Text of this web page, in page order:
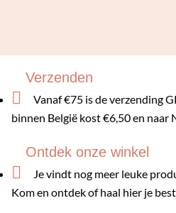
Verzenden

Vanaf €75 is de verzending
binnen België kost €6,50 en naar
Ontdek onze winkel

Je vindt nog meer leuke
Kom en ontdek of haal hier je